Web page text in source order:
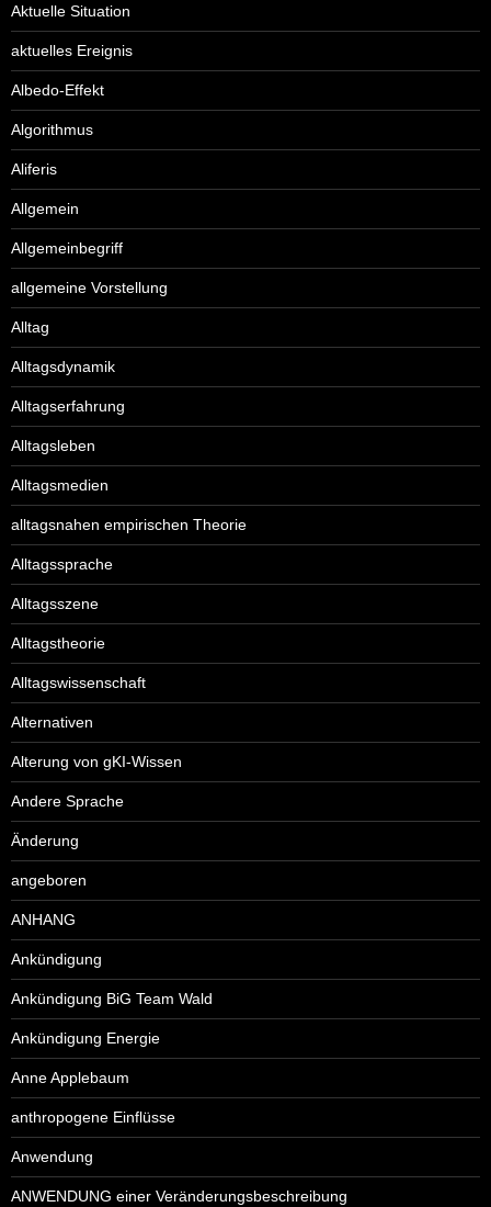
Aktuelle Situation
aktuelles Ereignis
Albedo-Effekt
Algorithmus
Aliferis
Allgemein
Allgemeinbegriff
allgemeine Vorstellung
Alltag
Alltagsdynamik
Alltagserfahrung
Alltagsleben
Alltagsmedien
alltagsnahen empirischen Theorie
Alltagssprache
Alltagsszene
Alltagstheorie
Alltagswissenschaft
Alternativen
Alterung von gKI-Wissen
Andere Sprache
Änderung
angeboren
ANHANG
Ankündigung
Ankündigung BiG Team Wald
Ankündigung Energie
Anne Applebaum
anthropogene Einflüsse
Anwendung
ANWENDUNG einer Veränderungsbeschreibung